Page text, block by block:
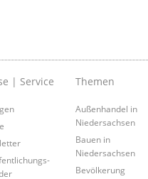
| Service Themen
Außenhandel in
Niedersachsen
Bauen in
Niedersachsen
Bevölkerung